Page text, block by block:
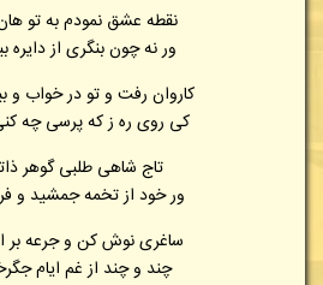
نقطه عشق نمودم به تو
ور نه چون بنگری از دایره
کاروان رفت و تو در خواب و
کی روی ره ز که پرسی چه
تاج شاهی طلبی گوهر
ور خود از تخمه جمشید و
ساغری نوش کن و جرعه بر
چند و چند از غم ایام